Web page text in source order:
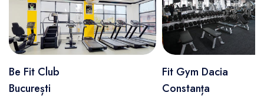
Be Fit Club
București
Fit Gym Dacia
Constanța